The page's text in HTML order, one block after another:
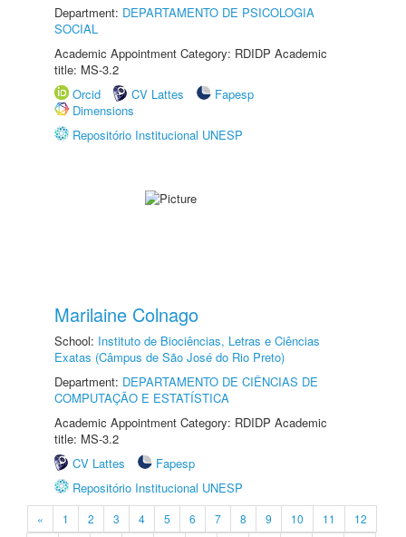
Department: DEPARTAMENTO DE PSICOLOGIA
SOCIAL
Academic Appointment Category: RDIDP Academic
title: MS-3.2
Orcid
CV Lattes
Fapesp
Dimensions
Repositório Institucional UNESP
Marilaine Colnago
School: Instituto de Biociências, Letras e Ciências
Exatas (Câmpus de São José do Rio Preto)
Department: DEPARTAMENTO DE CIÊNCIAS DE
COMPUTAÇÃO E ESTATÍSTICA
Academic Appointment Category: RDIDP Academic
title: MS-3.2
CV Lattes
Fapesp
Repositório Institucional UNESP
« 1 2 3 4 5 6 7 8 9 10 11
12